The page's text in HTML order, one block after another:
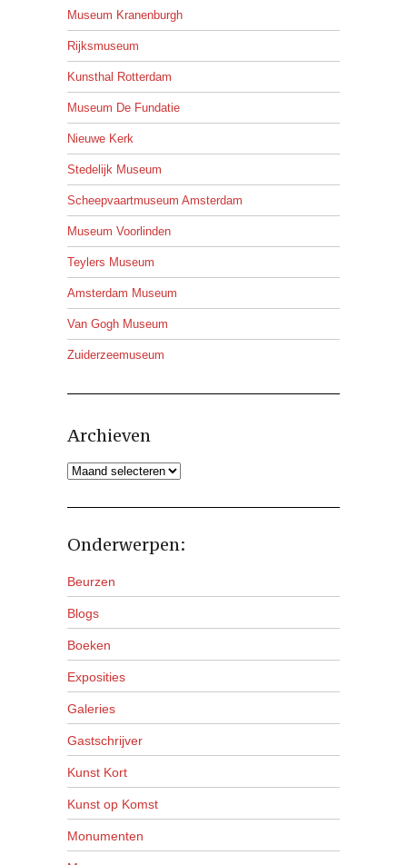
Museum Kranenburgh
Rijksmuseum
Kunsthal Rotterdam
Museum De Fundatie
Nieuwe Kerk
Stedelijk Museum
Scheepvaartmuseum Amsterdam
Museum Voorlinden
Teylers Museum
Amsterdam Museum
Van Gogh Museum
Zuiderzeemuseum
Archieven
Archieven
Onderwerpen:
Beurzen
Blogs
Boeken
Exposities
Galeries
Gastschrijver
Kunst Kort
Kunst op Komst
Monumenten